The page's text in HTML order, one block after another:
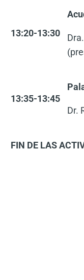
13:20-13:30
13:35-13:45
Dr.
FIN DE LAS